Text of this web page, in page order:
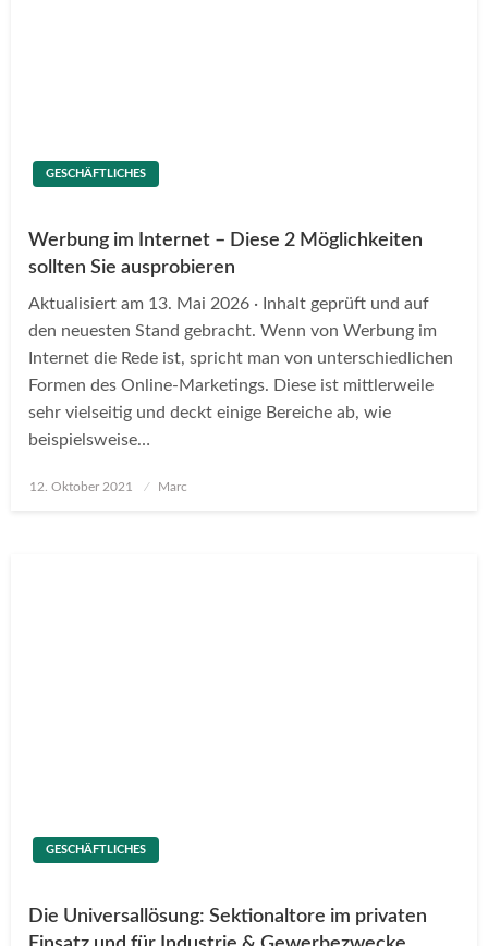
GESCHÄFTLICHES
Werbung im Internet – Diese 2 Möglichkeiten
sollten Sie ausprobieren
Aktualisiert am 13. Mai 2026 · Inhalt geprüft und auf
den neuesten Stand gebracht. Wenn von Werbung im
Internet die Rede ist, spricht man von unterschiedlichen
Formen des Online-Marketings. Diese ist mittlerweile
sehr vielseitig und deckt einige Bereiche ab, wie
beispielsweise…
Posted
12. Oktober 2021 Marc
GESCHÄFTLICHES
Die Universallösung: Sektionaltore im privaten